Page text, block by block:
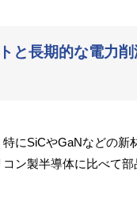
と長期的な電力
にSiCやGaNなどの新
ン製半導体に比べて